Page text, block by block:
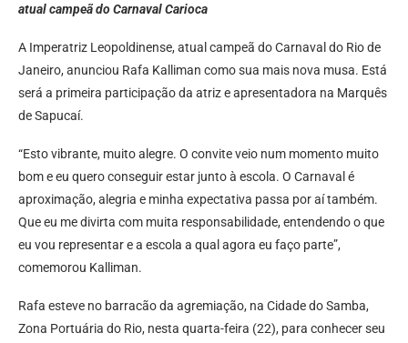
atual campeã do Carnaval Carioca
A Imperatriz Leopoldinense, atual campeã do Carnaval do Rio de
Janeiro, anunciou Rafa Kalliman como sua mais nova musa. Está
será a primeira participação da atriz e apresentadora na Marquês
de Sapucaí.
“Esto vibrante, muito alegre. O convite veio num momento muito
bom e eu quero conseguir estar junto à escola. O Carnaval é
aproximação, alegria e minha expectativa passa por aí também.
Que eu me divirta com muita responsabilidade, entendendo o que
eu vou representar e a escola a qual agora eu faço parte”,
comemorou Kalliman.
Rafa esteve no barracão da agremiação, na Cidade do Samba,
Zona Portuária do Rio, nesta quarta-feira (22), para conhecer seu